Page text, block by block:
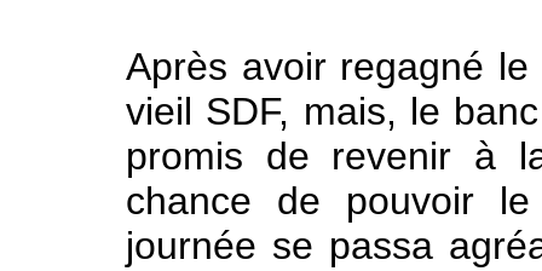
Après avoir regagné
vieil SDF, mais, le
promis de revenir à
chance de pouvoir
journée se passa